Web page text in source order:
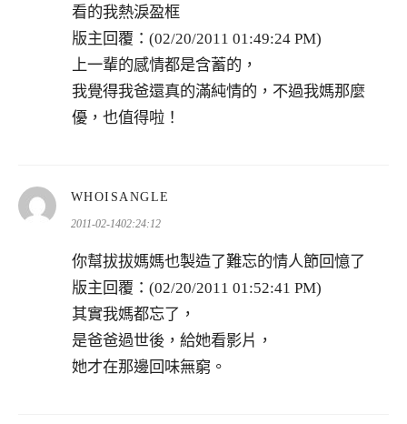
看的我熱淚盈框
版主回覆：(02/20/2011 01:49:24 PM)
上一輩的感情都是含蓄的，
我覺得我爸還真的滿純情的，不過我媽那麼
優，也值得啦！
WHOISANGLE
2011-02-1402:24:12
你幫拔拔媽媽也製造了難忘的情人節回憶了
版主回覆：(02/20/2011 01:52:41 PM)
其實我媽都忘了，
是爸爸過世後，給她看影片，
她才在那邊回味無窮。